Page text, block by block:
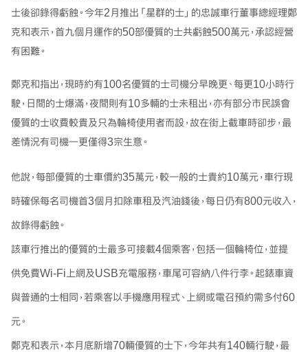
士後卻錄得虧蝕。今年2月推出「星群的士」的忠誠車行董事總經理鄭
克和表示，首九個月運作的50部優質的士共虧蝕500萬元，承認經營
有困難。
鄭克和指出，現時約有100名優質的士司機分早晚更、每更10小時行
駛，日間的士爆滿，夜間則有10多輛的士未租出，亦有部分市民誤會
優質的士收費較貴及只為輪椅使用者而設，故在街上截車時卻步，最
差情況有司機一更僅得3宗生意。
他說，每部優質的士車價約35萬元，較一般的士貴約10萬元，車行現
時確保每名司機首3個月扣除車租及汽油錢後，每日仍有800元收入，
故錄得虧蝕。
該車行推出的優質的士最多可接載4個乘客，包括一個輪椅位，並提
供免費Wi-Fi上網及USB充電服務，車尾可容納八件行李。起錶車資
與普通的士相同，若乘客以手機應用程式、上網或電召預約需多付60
元。
鄭克和表示，本月底新增70輛優質的士下，今年共有140輛行駛，最